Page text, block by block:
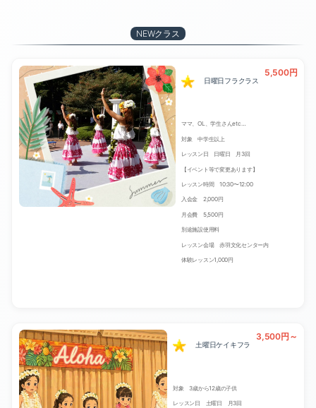
NEWクラス
日曜日フラクラス
5,500円
ママ、OL、学生さんetc…
対象 中学生以上
レッスン日 日曜日 月3回
【イベント等で変更あります】
レッスン時間 10:30〜12:00
入会金 2,000円
月会費 5,500円
別途施設使用料
レッスン会場 赤羽文化センター内
体験レッスン1,000円
土曜日ケイキフラ
3,500円～
対象 3歳から12歳の子供
レッスン日 土曜日 月3回